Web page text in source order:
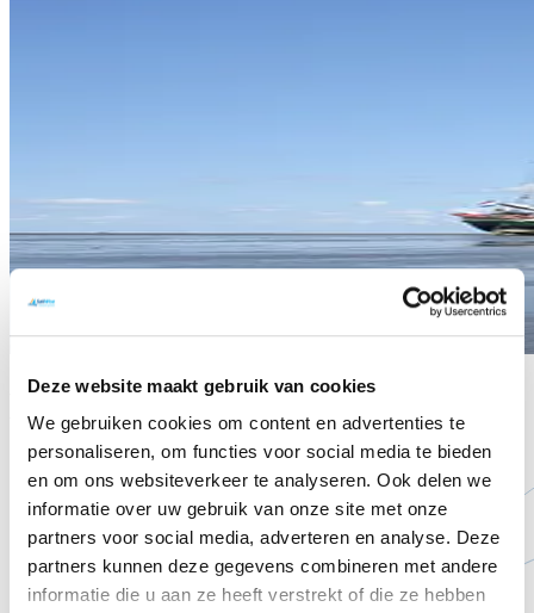
Deze website maakt gebruik van cookies
We gebruiken cookies om content en advertenties te
personaliseren, om functies voor social media te bieden
en om ons websiteverkeer te analyseren. Ook delen we
informatie over uw gebruik van onze site met onze
partners voor social media, adverteren en analyse. Deze
partners kunnen deze gegevens combineren met andere
informatie die u aan ze heeft verstrekt of die ze hebben
Begeleiding